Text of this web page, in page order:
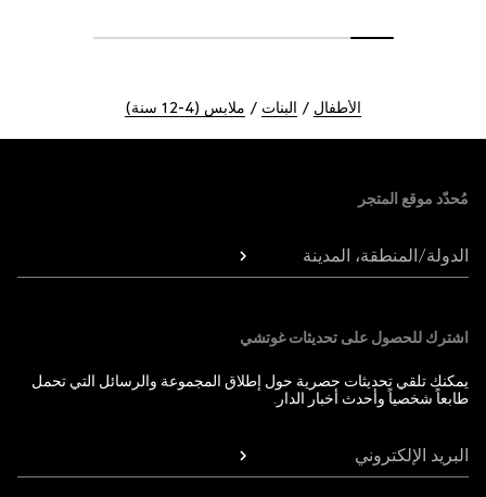
الأطفال البنات ملابس (4-12 سنة)
مُحدّد موقع المتجر
الدولة/المنطقة، المدينة
اشترك للحصول على تحديثات غوتشي
يمكنك تلقي تحديثات حصرية حول إطلاق المجموعة والرسائل التي تحمل
طابعاً شخصياً وأحدث أخبار الدار.
البريد الإلكتروني